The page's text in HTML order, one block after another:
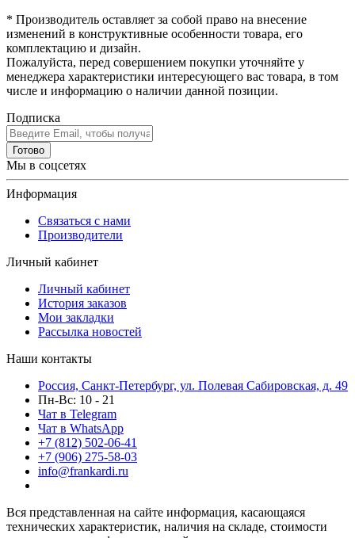
* Производитель оставляет за собой право на внесение
изменений в конструктивные особенности товара, его
комплектацию и дизайн.
Пожалуйста, перед совершением покупки уточняйте у
менеджера характеристики интересующего вас товара, в том
числе и информацию о наличии данной позиции.
Подписка
Готово
Мы в соцсетях
Информация
Связаться с нами
Производители
Личный кабинет
Личный кабинет
История заказов
Мои закладки
Рассылка новостей
Наши контакты
Россия, Санкт-Петербург, ул. Полевая Сабировская, д. 49
Пн-Вс: 10 - 21
Чат в Telegram
Чат в WhatsApp
+7 (812) 502-06-41
+7 (906) 275-58-03
info@frankardi.ru
Вся представленная на сайте информация, касающаяся
технических характеристик, наличия на складе, стоимости